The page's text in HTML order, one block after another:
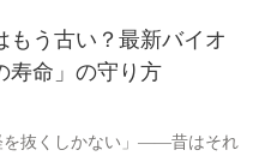
もう古い？最新バイオ
寿命」の守り方
を抜くしかない」——昔はそれ